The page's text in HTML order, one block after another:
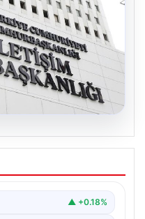
Savunma Paktı
Yanıt
imzalandığı▲ +0.18%